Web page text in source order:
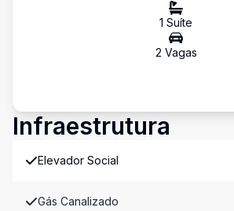
1 Suíte
2 Vagas
Infraestrutura
Elevador Social
Gás Canalizado